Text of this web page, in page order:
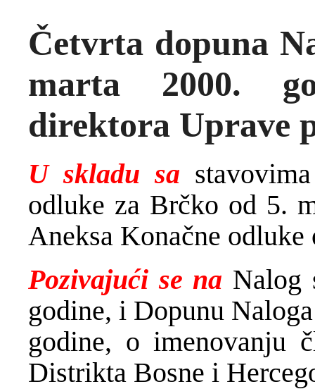
Četvrta dopuna
marta 2000.
direktora Uprave
U skladu sa
odluke za Brčko od 5.
Aneksa Konačne
Pozivajući se na Nalog
godine, i Dopunu
godine, o imenovanju
Distrikta Bosne i